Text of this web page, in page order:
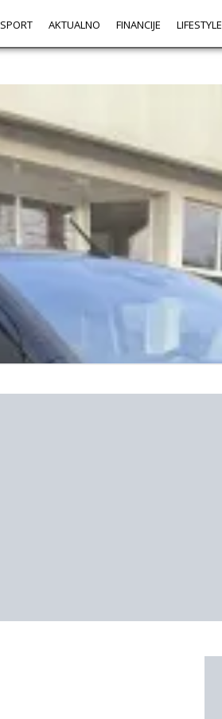
SPORT AKTUALNO FINANCIJE LIFESTYLE